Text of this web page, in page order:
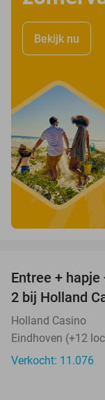
Bekijk nu
Entree +
2 bij Holland
Holland Casino
Eindhoven (+12
Verkocht: 11.076